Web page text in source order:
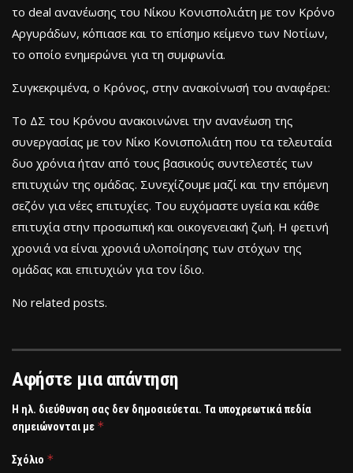
το deal ανανέωσης του Νίκου Κονισπολιάτη με τον Κρόνο
Αργυράδων, κόπιασε και το επίσημο κείμενο των Νοτίων,
το οποίο ενημερώνει για τη συμφωνία.
Συγκεκριμένα, ο Κρόνος, στην ανακοίνωσή του αναφέρει:
Το ΔΣ του Κρόνου ανακοινώνει την ανανέωση της
συνεργασίας με τον Νίκο Κονισπολιάτη που τα τελευταία
δυο χρόνια ήταν από τους βασικούς συντελεστές των
επιτυχιών της ομάδας. Συνεχίζουμε μαζί και την επόμενη
σεζόν για νέες επιτυχίες. Του ευχόμαστε υγεία και κάθε
επιτυχία στην προσωπική και οικογενειακή ζωή. Η φετινή
χρονιά να είναι χρονιά υλοποίησης των στόχων της
ομάδας και επιτυχιών για τον ίδιο.
No related posts.
Αφήστε μια απάντηση
Η ηλ. διεύθυνση σας δεν δημοσιεύεται. Τα υποχρεωτικά πεδία
σημειώνονται με *
Σχόλιο *